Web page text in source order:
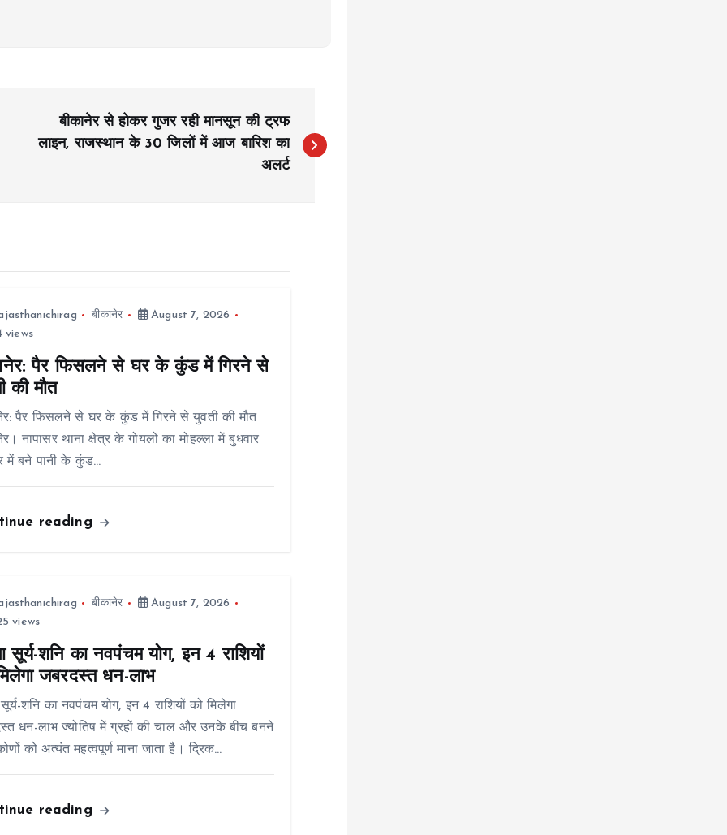
बीकानेर से होकर गुजर रही मानसून की ट्रफ
लाइन, राजस्थान के 30 जिलों में आज बारिश का
अलर्ट
बीकानेर
August 7, 2026
views
पैर फिसलने से घर के कुंड में गिरने से
की मौत
पैर फिसलने से घर के कुंड में गिरने से युवती की मौत
नापासर थाना क्षेत्र के गोयलों का मोहल्ला में बुधवार
में बने पानी के कुंड…
reading
बीकानेर
August 7, 2026
views
सूर्य-शनि का नवपंचम योग, इन 4 राशियों
जबरदस्त धन-लाभ
शनि का नवपंचम योग, इन 4 राशियों को मिलेगा
धन-लाभ ज्योतिष में ग्रहों की चाल और उनके बीच बनने
को अत्यंत महत्वपूर्ण माना जाता है। द्रिक…
reading